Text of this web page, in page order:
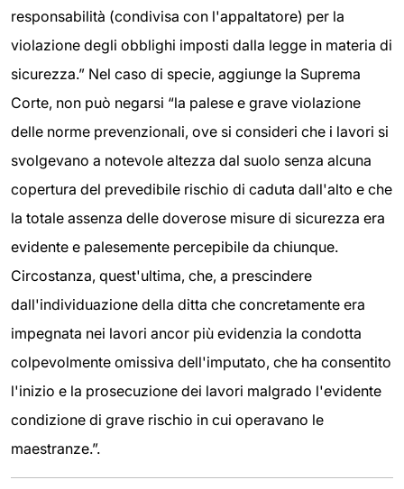
responsabilità (condivisa con l'appaltatore) per la
violazione degli obblighi imposti dalla legge in materia di
sicurezza.” Nel caso di specie, aggiunge la Suprema
Corte, non può negarsi “la palese e grave violazione
delle norme prevenzionali, ove si consideri che i lavori si
svolgevano a notevole altezza dal suolo senza alcuna
copertura del prevedibile rischio di caduta dall'alto e che
la totale assenza delle doverose misure di sicurezza era
evidente e palesemente percepibile da chiunque.
Circostanza, quest'ultima, che, a prescindere
dall'individuazione della ditta che concretamente era
impegnata nei lavori ancor più evidenzia la condotta
colpevolmente omissiva dell'imputato, che ha consentito
l'inizio e la prosecuzione dei lavori malgrado l'evidente
condizione di grave rischio in cui operavano le
maestranze.”.